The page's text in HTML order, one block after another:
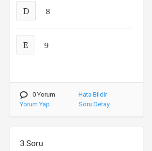
D 8
E 9
0 Yorum
Yorum Yap
Hata Bildir
Soru Detay
3.Soru